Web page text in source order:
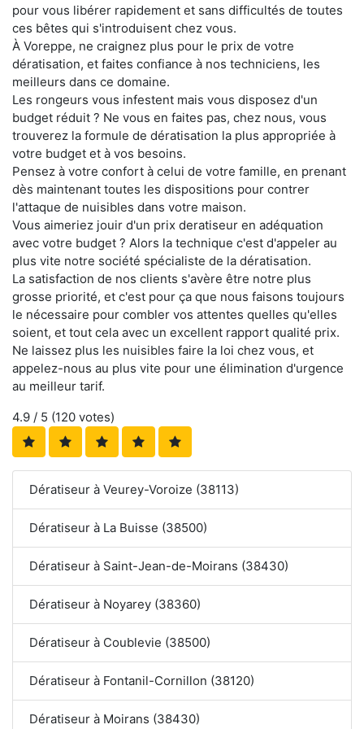
pour vous libérer rapidement et sans difficultés de toutes
ces bêtes qui s'introduisent chez vous.
À Voreppe, ne craignez plus pour le prix de votre
dératisation, et faites confiance à nos techniciens, les
meilleurs dans ce domaine.
Les rongeurs vous infestent mais vous disposez d'un
budget réduit ? Ne vous en faites pas, chez nous, vous
trouverez la formule de dératisation la plus appropriée à
votre budget et à vos besoins.
Pensez à votre confort à celui de votre famille, en prenant
dès maintenant toutes les dispositions pour contrer
l'attaque de nuisibles dans votre maison.
Vous aimeriez jouir d'un prix deratiseur en adéquation
avec votre budget ? Alors la technique c'est d'appeler au
plus vite notre société spécialiste de la dératisation.
La satisfaction de nos clients s'avère être notre plus
grosse priorité, et c'est pour ça que nous faisons toujours
le nécessaire pour combler vos attentes quelles qu'elles
soient, et tout cela avec un excellent rapport qualité prix.
Ne laissez plus les nuisibles faire la loi chez vous, et
appelez-nous au plus vite pour une élimination d'urgence
au meilleur tarif.
4.9 / 5 (120 votes)
Dératiseur à Veurey-Voroize (38113)
Dératiseur à La Buisse (38500)
Dératiseur à Saint-Jean-de-Moirans (38430)
Dératiseur à Noyarey (38360)
Dératiseur à Coublevie (38500)
Dératiseur à Fontanil-Cornillon (38120)
Dératiseur à Moirans (38430)